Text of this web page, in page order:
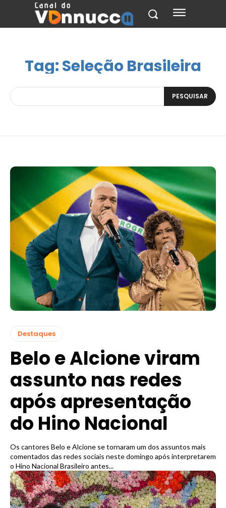
Tag:Seleção Brasileira
PESQUISAR
Destaques
Belo e Alcione viram
assunto nas redes
após apresentação
do Hino Nacional
Os cantores Belo e Alcione se tornaram um dos assuntos mais
comentados das redes sociais neste domingo após interpretarem
o Hino Nacional Brasileiro antes...